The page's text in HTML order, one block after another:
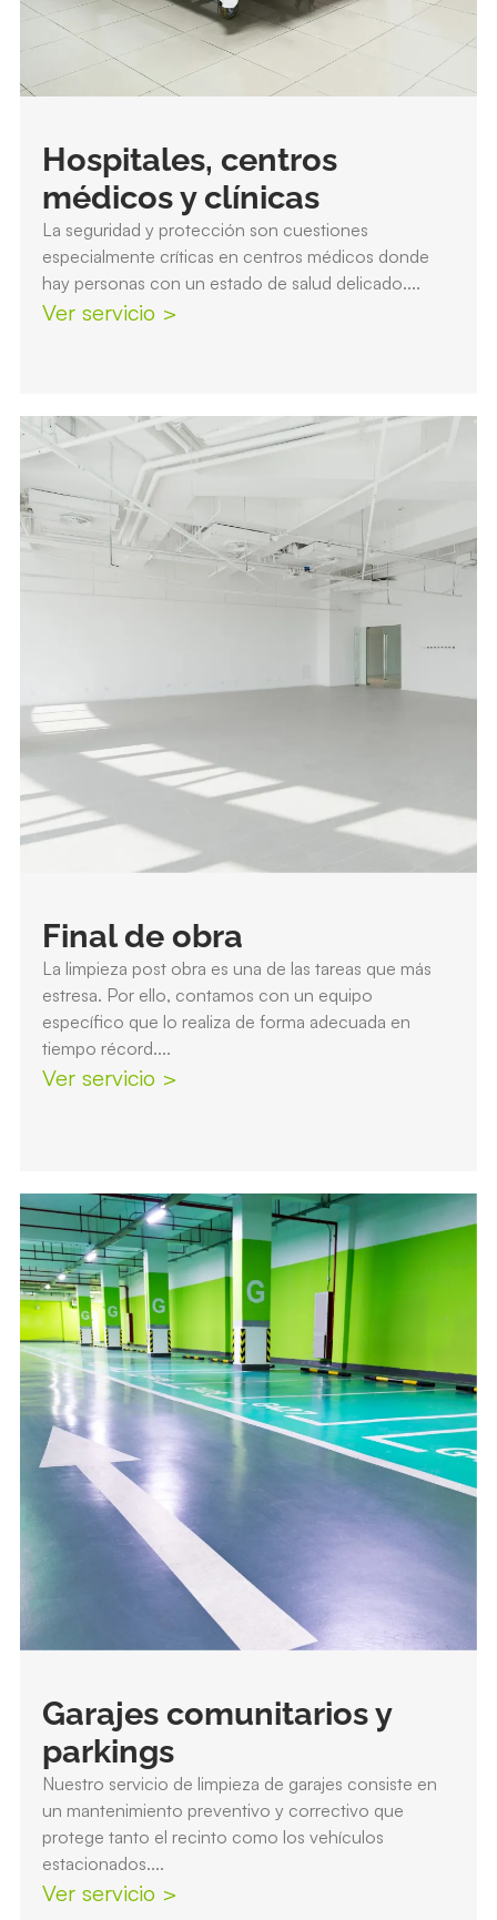
Hospitales, centros
médicos y clínicas
La seguridad y protección son cuestiones
especialmente críticas en centros médicos donde
hay personas con un estado de salud delicado....
Ver servicio >
Final de obra
La limpieza post obra es una de las tareas que más
estresa. Por ello, contamos con un equipo
específico que lo realiza de forma adecuada en
tiempo récord....
Ver servicio >
Garajes comunitarios y
parkings
Nuestro servicio de limpieza de garajes consiste en
un mantenimiento preventivo y correctivo que
protege tanto el recinto como los vehículos
estacionados....
Ver servicio >